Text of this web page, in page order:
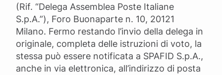
(Rif. “Delega Assemblea Poste Italiane
S.p.A.”), Foro Buonaparte n. 10, 20121
Milano. Fermo restando l’invio della delega in
originale, completa delle istruzioni di voto, la
stessa può essere notificata a SPAFID S.p.A.,
anche in via elettronica, all’indirizzo di posta